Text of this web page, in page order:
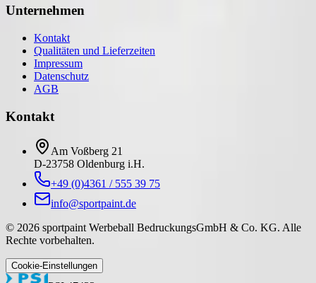
Unternehmen
Kontakt
Qualitäten und Lieferzeiten
Impressum
Datenschutz
AGB
Kontakt
Am Voßberg 21
D-23758 Oldenburg i.H.
+49 (0)4361 / 555 39 75
info@sportpaint.de
© 2026 sportpaint Werbeball BedruckungsGmbH & Co. KG. Alle
Rechte vorbehalten.
Cookie-Einstellungen